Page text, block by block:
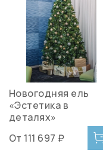
Новогодняя ель
«Эстетика в
деталях»
От 111 697 ₽